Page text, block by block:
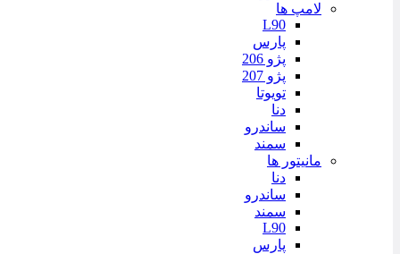
لامپ ها
L90
پارس
پژو 206
پژو 207
تویوتا
دنا
ساندرو
سمند
مانیتور ها
دنا
ساندرو
سمند
L90
پارس